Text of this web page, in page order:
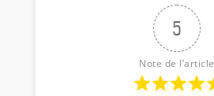
5
Note de l’article